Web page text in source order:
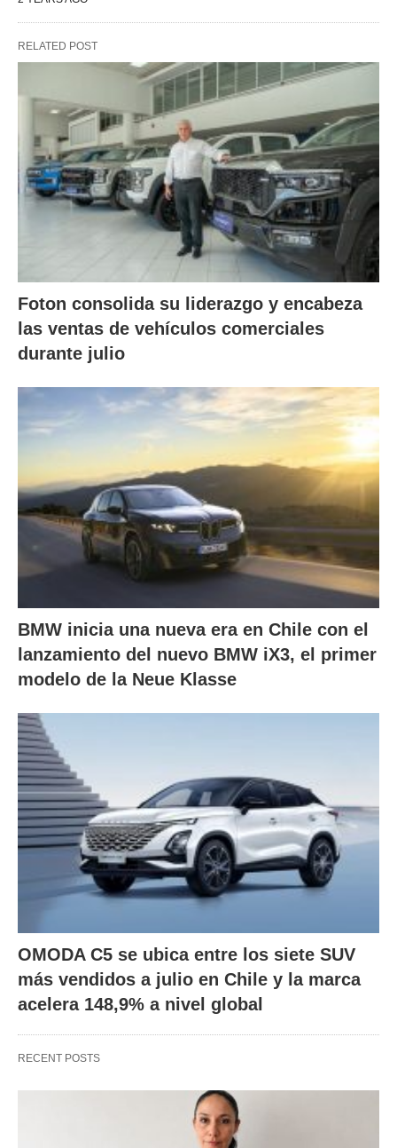
RELATED POST
Foton consolida su liderazgo y encabeza
las ventas de vehículos comerciales
durante julio
BMW inicia una nueva era en Chile con el
lanzamiento del nuevo BMW iX3, el primer
modelo de la Neue Klasse
OMODA C5 se ubica entre los siete SUV
más vendidos a julio en Chile y la marca
acelera 148,9% a nivel global
RECENT POSTS